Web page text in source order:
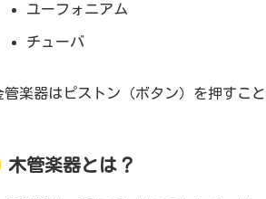
ユーフォニアム
チューバ
管楽器はピストン（ボタン）を押すこ
木管楽器とは？